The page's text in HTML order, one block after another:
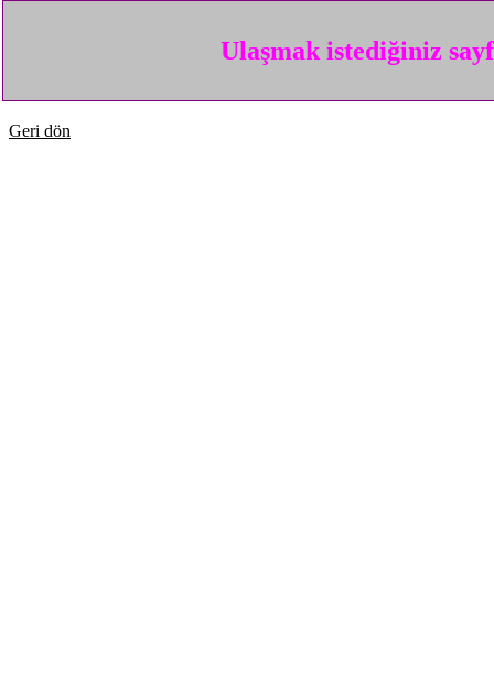
Ulaşmak istediğiniz
Geri dön